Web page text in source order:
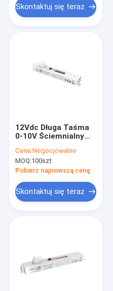
Pokaz VR
Skontaktuj się teraz
12Vdc Długa Taśma
0-10V Ściemnialny
Funkcją Zdalnego
Sterowania, Bez
Ocieni
Cena:Negocjowalne
MOQ:100szt
Pobierz najnowszą cenę
Skontaktuj się teraz